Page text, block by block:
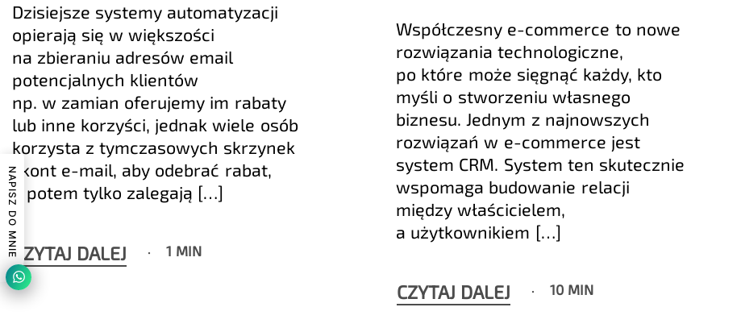
Dzisiejsze systemy automatyzacji
opierają się w większości
na zbieraniu adresów email
potencjalnych klientów
np. w zamian oferujemy im rabaty
lub inne korzyści, jednak wiele osób
korzysta z tymczasowych skrzynek
i kont e-mail, aby odebrać rabat,
a potem tylko zalegają […]
CZYTAJ DALEJ 1 MIN
Współczesny e-commerce to nowe
rozwiązania technologiczne,
po które może sięgnąć każdy, kto
myśli o stworzeniu własnego
biznesu. Jednym z najnowszych
rozwiązań w e-commerce jest
system CRM. System ten skutecznie
wspomaga budowanie relacji
między właścicielem,
a użytkownikiem […]
CZYTAJ DALEJ 10 MIN
NAPISZ DO MNIE